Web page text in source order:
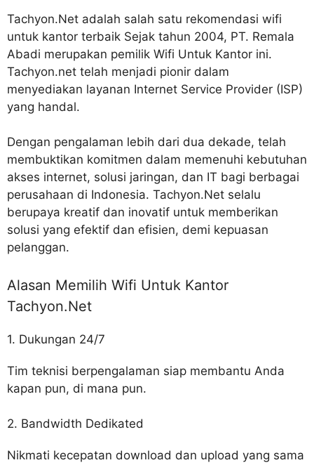
Tachyon.Net adalah salah satu rekomendasi wifi
untuk kantor terbaik Sejak tahun 2004, PT. Remala
Abadi merupakan pemilik Wifi Untuk Kantor ini.
Tachyon.net telah menjadi pionir dalam
menyediakan layanan Internet Service Provider (ISP)
yang handal.
Dengan pengalaman lebih dari dua dekade, telah
membuktikan komitmen dalam memenuhi kebutuhan
akses internet, solusi jaringan, dan IT bagi berbagai
perusahaan di Indonesia. Tachyon.Net selalu
berupaya kreatif dan inovatif untuk memberikan
solusi yang efektif dan efisien, demi kepuasan
pelanggan.
Alasan Memilih Wifi Untuk Kantor
Tachyon.Net
1. Dukungan 24/7
Tim teknisi berpengalaman siap membantu Anda
kapan pun, di mana pun.
2. Bandwidth Dedikated
Nikmati kecepatan download dan upload yang sama